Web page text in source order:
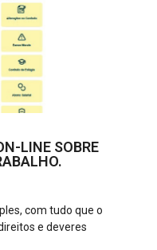
LINE SOBRE
com tudo que o
e deveres